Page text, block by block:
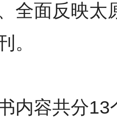
全面反映太
。
内容共分